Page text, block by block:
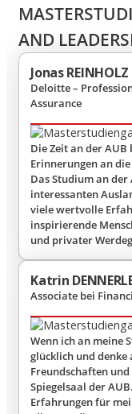
AND
Jonas REINHOLZ
Deloitte –
Assurance
Die Zeit an der
Erinnerungen an
Das Studium an
interessanten
viele wertvolle
inspirierende
und privater
Katrin
Associate bei
Wenn ich an meine
glücklich und
Freundschaften
Spiegelsaal der
Erfahrungen für